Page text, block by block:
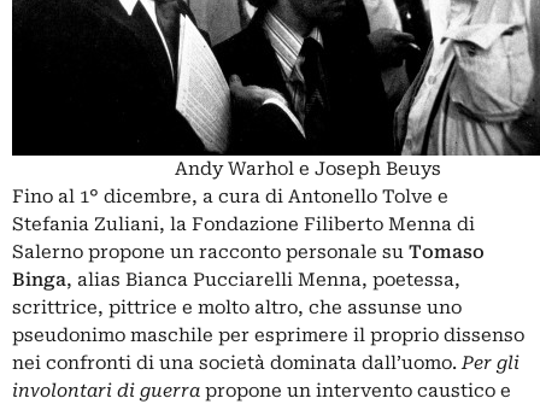
Andy Warhol e Joseph Beuys
Fino al 1° dicembre, a cura di Antonello Tolve e
Stefania Zuliani, la Fondazione Filiberto Menna di
Salerno propone un racconto personale su Tomaso
Binga, alias Bianca Pucciarelli Menna, poetessa,
scrittrice, pittrice e molto altro, che assunse uno
pseudonimo maschile per esprimere il proprio dissenso
nei confronti di una società dominata dall’uomo.Per gli
involontari di guerra propone un intervento caustico e